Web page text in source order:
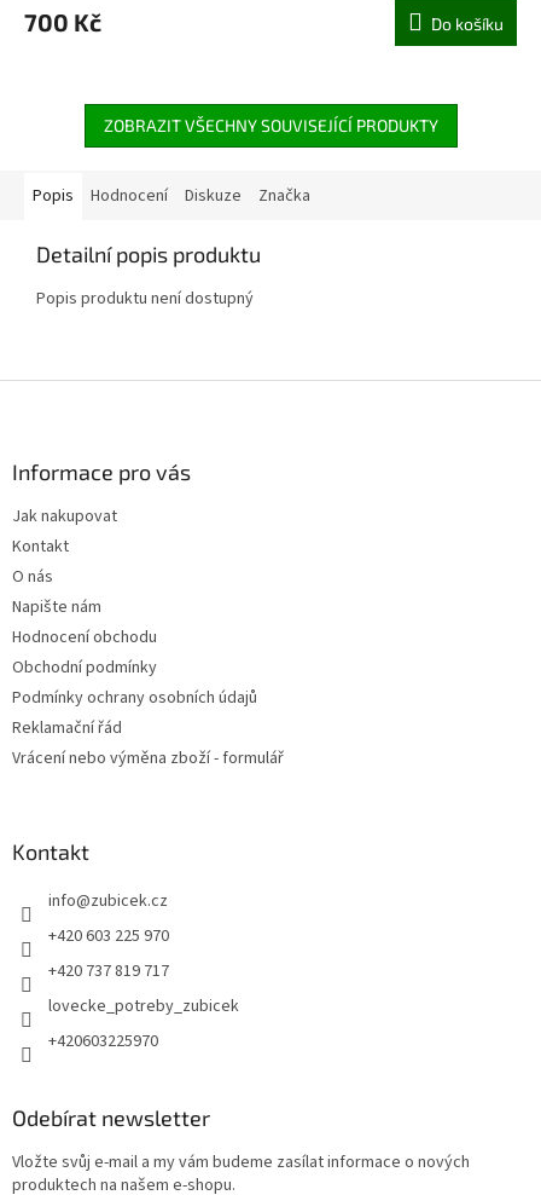
700 Kč Do košíku
ZOBRAZIT VŠECHNY SOUVISEJÍCÍ PRODUKTY
Popis Hodnocení Diskuze Značka
Detailní popis produktu
Popis produktu není dostupný
Informace pro vás
Jak nakupovat
Kontakt
O nás
Napište nám
Hodnocení obchodu
Obchodní podmínky
Podmínky ochrany osobních údajů
Reklamační řád
Vrácení nebo výměna zboží - formulář
Kontakt
info@zubicek.cz
+420 603 225 970
+420 737 819 717
lovecke_potreby_zubicek
+420603225970
Odebírat newsletter
Vložte svůj e-mail a my vám budeme zasílat informace o nových
produktech na našem e-shopu.